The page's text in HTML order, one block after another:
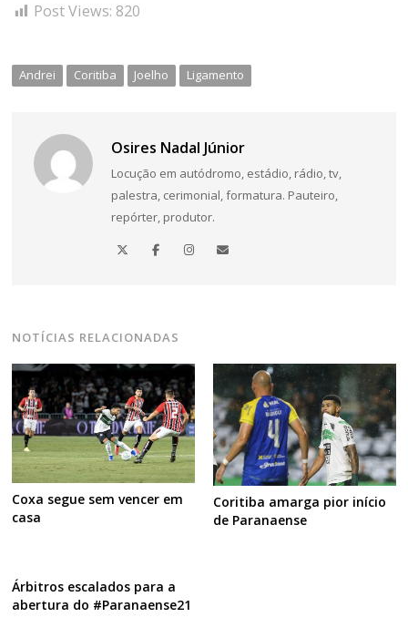
Post Views: 820
Andrei Coritiba Joelho Ligamento
Osires Nadal Júnior
Locução em autódromo, estádio, rádio, tv,
palestra, cerimonial, formatura. Pauteiro,
repórter, produtor.
NOTÍCIAS RELACIONADAS
Coxa segue sem vencer em
casa
Coritiba amarga pior início
de Paranaense
Árbitros escalados para a
abertura do #Paranaense21
de
Post